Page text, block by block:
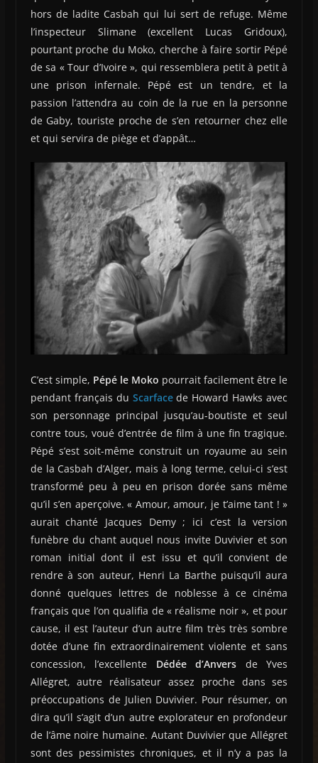
hors de ladite Casbah qui lui sert de refuge. Même
l’inspecteur Slimane (excellent Lucas Gridoux),
pourtant proche du Moko, cherche à faire sortir Pépé
de sa « Tour d’Ivoire », qui ressemblera petit à petit à
une prison infernale. Pépé est un tendre, et la
passion l’attendra au coin de la rue en la personne
de Gaby, touriste proche de s’en retourner chez elle
et qui servira de piège et d’appât…
C’est simple, Pépé le Moko pourrait facilement être le
pendant français du Scarfacede Howard Hawks avec
son personnage principal jusqu’au-boutiste et seul
contre tous, voué d’entrée de film à une fin tragique.
Pépé s’est soit-même construit un royaume au sein
de la Casbah d’Alger, mais à long terme, celui-ci s’est
transformé peu à peu en prison dorée sans même
qu’il s’en aperçoive. « Amour, amour, je t’aime tant ! »
aurait chanté Jacques Demy ; ici c’est la version
funèbre du chant auquel nous invite Duvivier et son
roman initial dont il est issu et qu’il convient de
rendre à son auteur, Henri La Barthe puisqu’il aura
donné quelques lettres de noblesse à ce cinéma
français que l’on qualifia de « réalisme noir », et pour
cause, il est l’auteur d’un autre film très très sombre
dotée d’une fin extraordinairement violente et sans
concession, l’excellente Dédée d’Anvers de Yves
Allégret, autre réalisateur assez proche dans ses
préoccupations de Julien Duvivier. Pour résumer, on
dira qu’il s’agit d’un autre explorateur en profondeur
de l’âme noire humaine. Autant Duvivier que Allégret
sont des pessimistes chroniques, et il n’y a pas la